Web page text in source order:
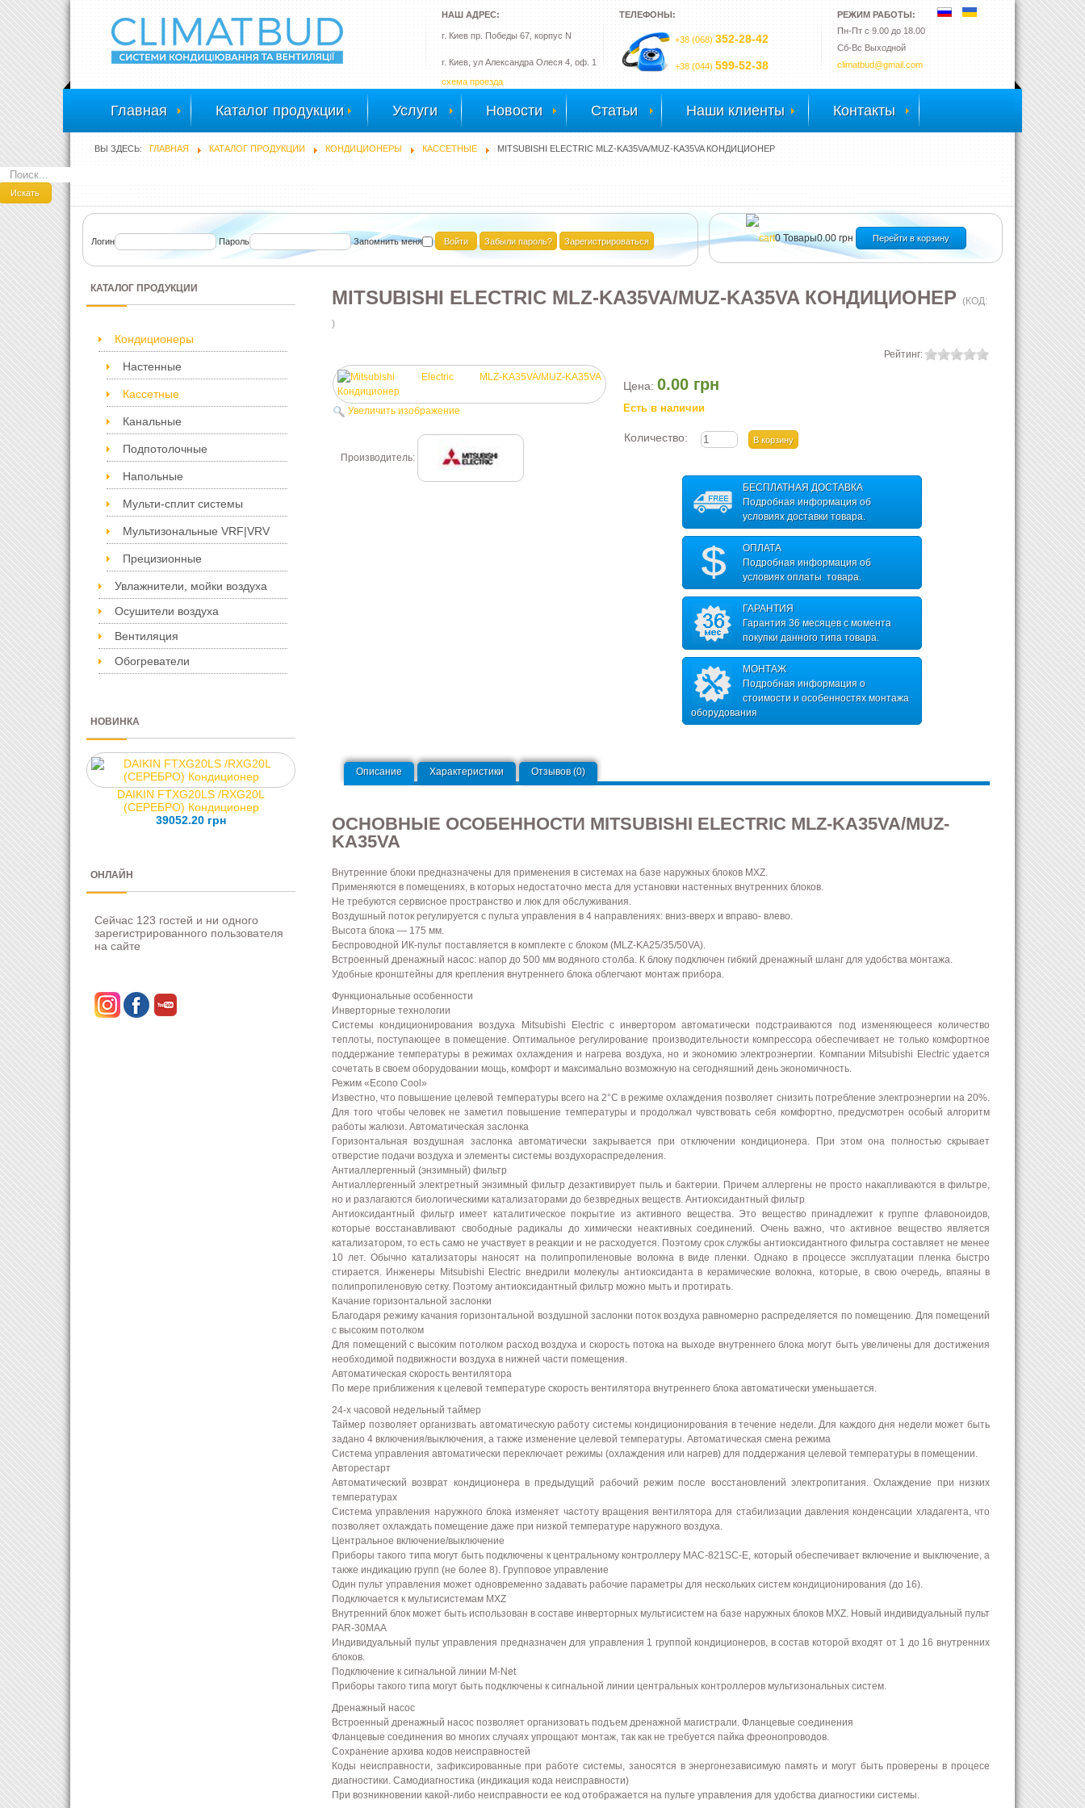
РЕЖИМ РАБОТЫ:
Пн-Пт с 9.00 до 18.00
Сб-Вс Выходной
climatbud@gmail.com
ТЕЛЕФОНЫ:
+38 (068) 352-28-42
+38 (044) 599-52-38
НАШ АДРЕС:
г. Киев пр. Победы 67, корпус N
г. Киев, ул Александра Олеся 4, оф. 1
схема проезда
Главная Каталог продукции Услуги Новости Статьи Наши клиенты Контакты
ВЫ ЗДЕСЬ: ГЛАВНАЯ КАТАЛОГ ПРОДУКЦИИ КОНДИЦИОНЕРЫ КАССЕТНЫЕ MITSUBISHI ELECTRIC MLZ-KA35VA/MUZ-KA35VA КОНДИЦИОНЕР
Искать
Логин Пароль Запомнить меня Забыли пароль? Зарегистрироваться 0Товары0.00 грн Перейти в корзину
КАТАЛОГ ПРОДУКЦИИ
Кондиционеры
Настенные
Кассетные
Канальные
Подпотолочные
Напольные
Мульти-сплит системы
Мультизональные VRF|VRV
Прецизионные
Увлажнители, мойки воздуха
Осушители воздуха
Вентиляция
Обогреватели
НОВИНКА
DAIKIN FTXG20LS /RXG20L
(СЕРЕБРО) Кондиционер
39052.20 грн
ОНЛАЙН
Сейчас 123 гостей и ни одного
зарегистрированного пользователя
на сайте
MITSUBISHI ELECTRIC MLZ-KA35VA/MUZ-KA35VA КОНДИЦИОНЕР (КОД:
)
Рейтинг:
Увеличить изображение
Производитель:
Цена: 0.00 грн
Есть в наличии
Количество:
БЕСПЛАТНАЯ ДОСТАВКА
Подробная информация об
условиях доставки товара.
ОПЛАТА
Подробная информация об
условиях оплаты товара.
ГАРАНТИЯ
Гарантия 36 месяцев с момента
покупки данного типа товара.
МОНТАЖ
Подробная информация о
стоимости и особенностях монтажа
оборудования
Описание Характеристики Отзывов (0)
ОСНОВНЫЕ ОСОБЕННОСТИ MITSUBISHI ELECTRIC MLZ-KA35VA/MUZ-
KA35VA
Внутренние блоки предназначены для применения в системах на базе наружных блоков MXZ.
Применяются в помещениях, в которых недостаточно места для установки настенных внутренних блоков.
Не требуются сервисное пространство и люк для обслуживания.
Воздушный поток регулируется с пульта управления в 4 направлениях: вниз-вверх и вправо- влево.
Высота блока — 175 мм.
Беспроводной ИК-пульт поставляется в комплекте с блоком (MLZ-KA25/35/50VA).
Встроенный дренажный насос: напор до 500 мм водяного столба. К блоку подключен гибкий дренажный шланг для удобства монтажа.
Удобные кронштейны для крепления внутреннего блока облегчают монтаж прибора.
Функциональные особенности
Инверторные технологии
Системы кондиционирования воздуха Mitsubishi Electric с инвертором автоматически подстраиваются под изменяющееся количество
теплоты, поступающее в помещение. Оптимальное регулирование производительности компрессора обеспечивает не только комфортное
поддержание температуры в режимах охлаждения и нагрева воздуха, но и экономию электроэнергии. Компании Mitsubishi Electric удается
сочетать в своем оборудовании мощь, комфорт и максимально возможную на сегодняшний день экономичность.
Режим «Econo Cool»
Известно, что повышение целевой температуры всего на 2°C в режиме охлаждения позволяет снизить потребление электроэнергии на 20%.
Для того чтобы человек не заметил повышение температуры и продолжал чувствовать себя комфортно, предусмотрен особый алгоритм
работы жалюзи. Автоматическая заслонка
Горизонтальная воздушная заслонка автоматически закрывается при отключении кондиционера. При этом она полностью скрывает
отверстие подачи воздуха и элементы системы воздухораспределения.
Антиаллергенный (энзимный) фильтр
Антиаллергенный электретный энзимный фильтр дезактивирует пыль и бактерии. Причем аллергены не просто накапливаются в фильтре,
но и разлагаются биологическими катализаторами до безвредных веществ. Антиоксидантный фильтр
Антиоксидантный фильтр имеет каталитическое покрытие из активного вещества. Это вещество принадлежит к группе флавоноидов,
которые восстанавливают свободные радикалы до химически неактивных соединений. Очень важно, что активное вещество является
катализатором, то есть само не участвует в реакции и не расходуется. Поэтому срок службы антиоксидантного фильтра составляет не менее
10 лет. Обычно катализаторы наносят на полипропиленовые волокна в виде пленки. Однако в процессе эксплуатации пленка быстро
стирается. Инженеры Mitsubishi Electric внедрили молекулы антиоксиданта в керамические волокна, которые, в свою очередь, впаяны в
полипропиленовую сетку. Поэтому антиоксидантный фильтр можно мыть и протирать.
Качание горизонтальной заслонки
Благодаря режиму качания горизонтальной воздушной заслонки поток воздуха равномерно распределяется по помещению. Для помещений
с высоким потолком
Для помещений с высоким потолком расход воздуха и скорость потока на выходе внутреннего блока могут быть увеличены для достижения
необходимой подвижности воздуха в нижней части помещения.
Автоматическая скорость вентилятора
По мере приближения к целевой температуре скорость вентилятора внутреннего блока автоматически уменьшается.
24-х часовой недельный таймер
Таймер позволяет организвать автоматическую работу системы кондиционирования в течение недели. Для каждого дня недели может быть
задано 4 включения/выключения, а также изменение целевой температуры. Автоматическая смена режима
Система управления автоматически переключает режимы (охлаждения или нагрев) для поддержания целевой температуры в помещении.
Авторестарт
Автоматический возврат кондиционера в предыдущий рабочий режим после восстановлений электропитания. Охлаждение при низких
температурах
Система управления наружного блока изменяет частоту вращения вентилятора для стабилизации давления конденсации хладагента, что
позволяет охлаждать помещение даже при низкой температуре наружного воздуха.
Центральное включение/выключение
Приборы такого типа могут быть подключены к центральному контроллеру MAC-821SC-E, который обеспечивает включение и выключение, а
также индикацию групп (не более 8). Групповое управление
Один пульт управления может одновременно задавать рабочие параметры для нескольких систем кондиционирования (до 16).
Подключается к мультисистемам MXZ
Внутренний блок может быть использован в составе инверторных мультисистем на базе наружных блоков MXZ. Новый индивидуальный пульт
PAR-30MAA
Индивидуальный пульт управления предназначен для управления 1 группой кондиционеров, в состав которой входят от 1 до 16 внутренних
блоков.
Подключение к сигнальной линии M-Net
Приборы такого типа могут быть подключены к сигнальной линии центральных контроллеров мультизональных систем.
Дренажный насос
Встроенный дренажный насос позволяет организовать подъем дренажной магистрали. Фланцевые соединения
Фланцевые соединения во многих случаях упрощают монтаж, так как не требуется пайка фреонопроводов.
Сохранение архива кодов неисправностей
Коды неисправности, зафиксированные при работе системы, заносятся в энергонезависимую память и могут быть проверены в процесе
диагностики. Самодиагностика (индикация кода неисправности)
При возникновении какой-либо неисправности ее код отображается на пульте управления для удобства диагностики системы.